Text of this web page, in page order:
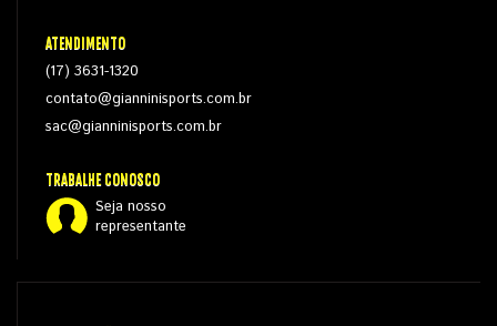
ATENDIMENTO
(17) 3631-1320
contato@gianninisports.com.br
sac@gianninisports.com.br
TRABALHE CONOSCO
Seja nosso
representante